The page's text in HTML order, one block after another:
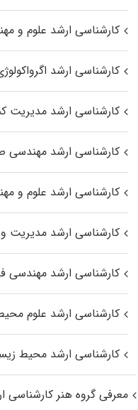
کارشناسی ارشد علوم و
کارشناسی ارشد
کارشناسی ارشد مدیریت
کارشناسی ارشد مهندسی
کارشناسی ارشد علوم و
کارشناسی ارشد مدیریت و
کارشناسی ارشد مهندسی
کارشناسی ارشد علوم
کارشناسی ارشد محیط
معرفی گروه هنر کارشناسی